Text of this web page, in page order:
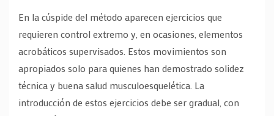
En la cúspide del método aparecen ejercicios que
requieren control extremo y, en ocasiones, elementos
acrobáticos supervisados. Estos movimientos son
apropiados solo para quienes han demostrado solidez
técnica y buena salud musculoesquelética. La
introducción de estos ejercicios debe ser gradual, con